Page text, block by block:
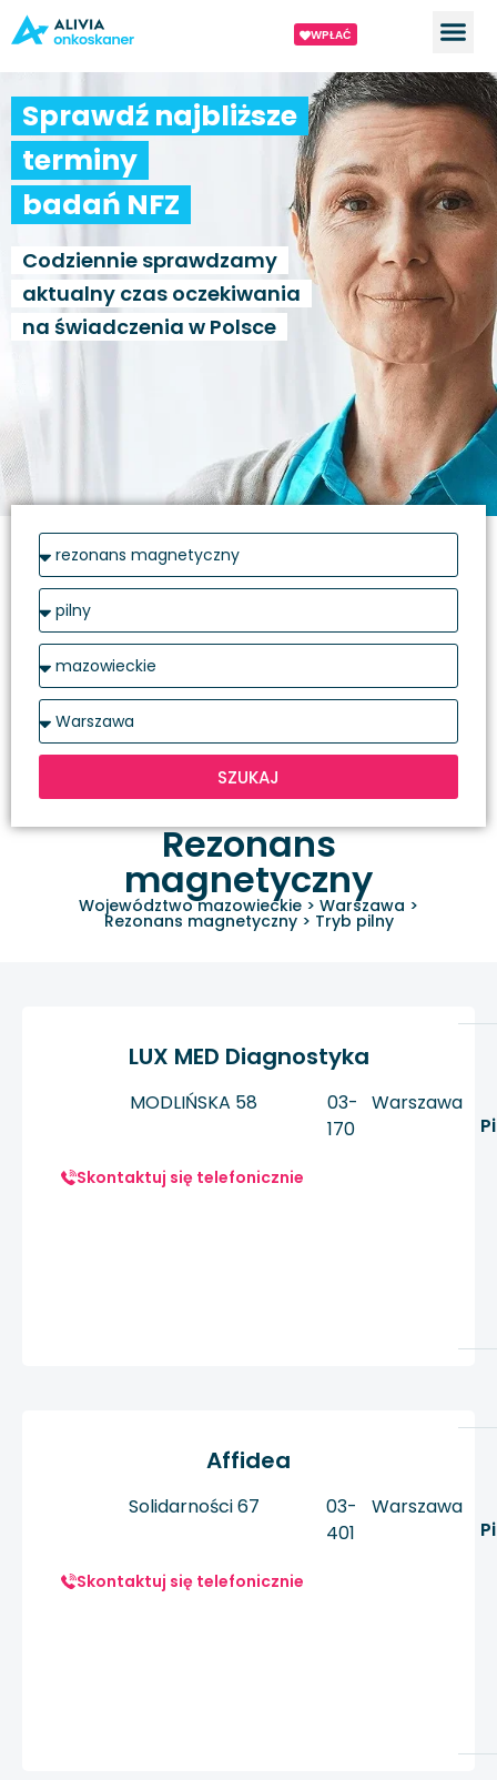
WPŁAĆ
Sprawdź najbliższe
terminy
badań NFZ
Codziennie sprawdzamy
aktualny czas oczekiwania
na świadczenia w Polsce
SZUKAJ
Rezonans
magnetyczny
Województwo mazowieckie > Warszawa >
Rezonans magnetyczny> Tryb pilny
LUX MED Diagnostyka
MODLIŃSKA 58
03-
170
Warszawa
Skontaktuj się telefonicznie
Affidea
Solidarności 67
03-
401
Warszawa
Skontaktuj się telefonicznie